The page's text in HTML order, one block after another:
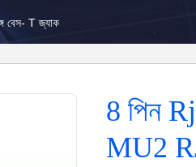
বেস- T জ্যাক
8 পিন
MU2